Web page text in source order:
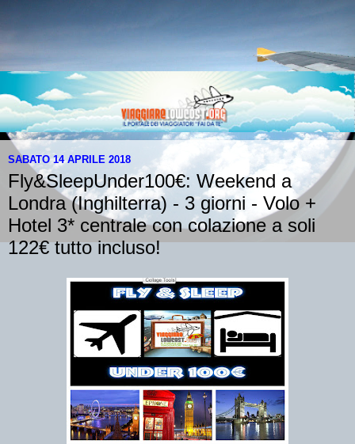
SABATO 14 APRILE 2018
Fly&SleepUnder100€: Weekend a
Londra (Inghilterra) - 3 giorni - Volo +
Hotel 3* centrale con colazione a soli
122€ tutto incluso!